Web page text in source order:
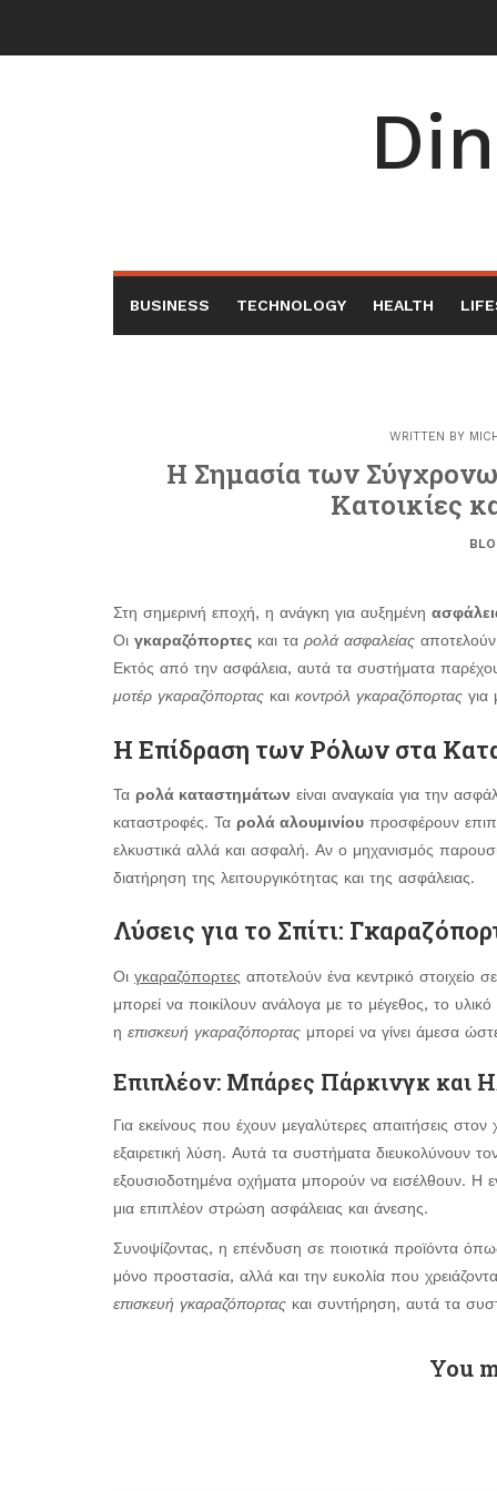
content
BUSINESS TECHNOLOGY HEALTH
WRITTEN BY
Η Σημασία των
Κατοικίες
Στη σημερινή εποχή, η ανάγκη για αυξημένη
Οι γκαραζόπορτες και τα ρολά ασφαλείας
Εκτός από την ασφάλεια, αυτά τα συστήματα
μοτέρ γκαραζόπορτας και κοντρόλ γκαραζόπορτας για
Η Επίδραση των Ρόλων στα
Τα ρολά καταστημάτων είναι αναγκαία για την
καταστροφές. Τα ρολά αλουμινίου προσφέρουν
ελκυστικά αλλά και ασφαλή. Αν ο μηχανισμός
διατήρηση της λειτουργικότητας και της ασφάλειας.
Λύσεις για το Σπίτι:
Οι γκαραζόπορτες αποτελούν ένα κεντρικό στοιχείο
μπορεί να ποικίλουν ανάλογα με το μέγεθος, το
η επισκευή γκαραζόπορτας μπορεί να γίνει άμεσα
Επιπλέον: Μπάρες Πάρκινγκ και
Για εκείνους που έχουν μεγαλύτερες απαιτήσεις
εξαιρετική λύση. Αυτά τα συστήματα διευκολύνουν
εξουσιοδοτημένα οχήματα μπορούν να εισέλθουν.
μια επιπλέον στρώση ασφάλειας και άνεσης.
Συνοψίζοντας, η επένδυση σε ποιοτικά προϊόντα
μόνο προστασία, αλλά και την ευκολία που
επισκευή γκαραζόπορτας και συντήρηση, αυτά τα
You